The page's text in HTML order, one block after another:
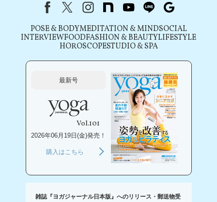
FacebookX（旧Twitter）
instagram
note youtubeline
POSE & BODYMEDITATION & MINDSOCIAL
INTERVIEWFOODFASHION & BEAUTYLIFESTYLE
HOROSCOPESTUDIO & SPA
最新号
Vol.101
2026年06月19日(金)発売！
購入はこちら
雑誌『ヨガジャーナル日本版』へのリリース・郵送物受